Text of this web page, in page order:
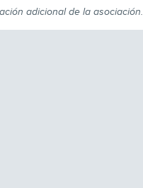
adicional de la asociación.